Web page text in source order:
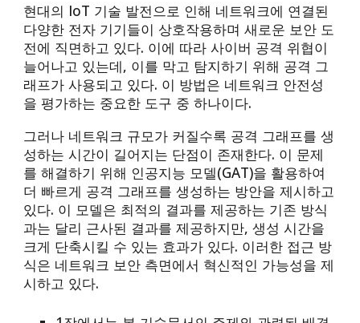
현대의 IoT 기술 발전으로 인해 네트워크에 연결된
다양한 전자 기기들이 상호작용하며 새로운 보안 도
전에 직면하고 있다. 이에 따라 사이버 공격 위협이
늘어나고 있는데, 이를 막고 탐지하기 위해 공격 그
래프가 사용되고 있다. 이 방법은 네트워크 안전성
을 평가하는 중요한 도구 중 하나이다.
그러나 네트워크 규모가 커질수록 공격 그래프를 생
성하는 시간이 길어지는 단점이 존재한다. 이 문제
를 해결하기 위해 인공지능 모델(GAT)을 활용하여
더 빠르게 공격 그래프를 생성하는 방안을 제시하고
있다. 이 모델은 최적의 결과를 제공하는 기존 방식
과는 달리 근사된 결과를 제공하지만, 생성 시간을
크게 단축시킬 수 있는 효과가 있다. 이러한 접근 방
식은 네트워크 보안 측면에서 혁신적인 가능성을 제
시하고 있다.